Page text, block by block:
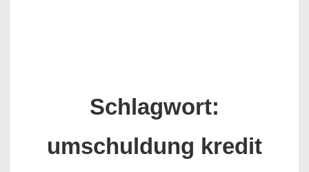
Schlagwort:
umschuldung kredit